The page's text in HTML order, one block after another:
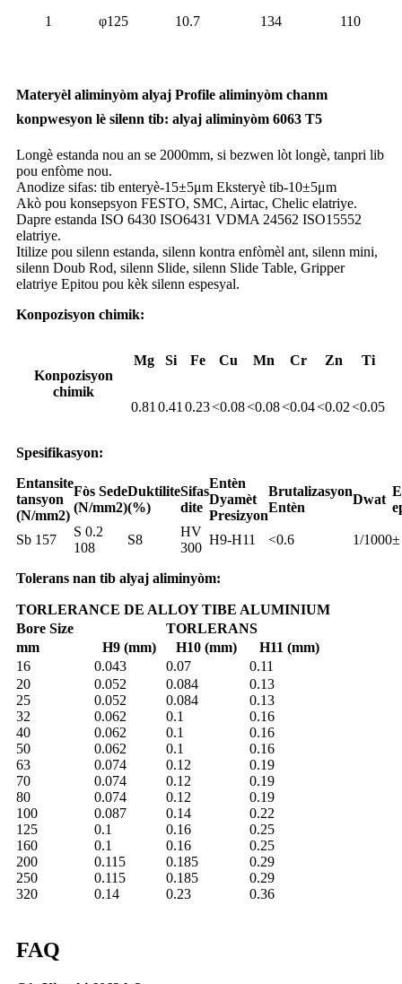
1 φ125 10.7 134 110
Materyèl aliminyòm alyaj Profile aliminyòm chanm
konpwesyon lè silenn tib: alyaj aliminyòm 6063 T5
Longè estanda nou an se 2000mm, si bezwen lòt longè, tanpri lib
pou enfòme nou.
Anodize sifas: tib enteryè-15±5μm Eksteryè tib-10±5μm
Akò pou konsepsyon FESTO, SMC, Airtac, Chelic elatriye.
Dapre estanda ISO 6430 ISO6431 VDMA 24562 ISO15552
elatriye.
Itilize pou silenn estanda, silenn kontra enfòmèl ant, silenn mini,
silenn Doub Rod, silenn Slide, silenn Slide Table, Gripper
elatriye Epitou pou kèk silenn espesyal.
Konpozisyon chimik:
Konpozisyon
chimik
Mg Si Fe Cu Mn Cr Zn Ti
0.81 0.41 0.23<0.08<0.08<0.04<0.02<0.05
Spesifikasyon:
Entansite
tansyon
(N/mm2)
Fòs Sede
(N/mm2)
Duktilite
(%)
Sifas
dite
Entèn
Dyamèt
Presizyon
Brutalizasyon
Entèn
Dwat
Sb 157
S 0.2
108
S8
HV
300
H9-H11 <0.6 1/1000±
Tolerans nan tib alyaj aliminyòm:
TORLERANCE DE ALLOY TIBE ALUMINIUM
Bore Size
TORLERANS
mm
H9 (mm) H10 (mm)
H11 (mm)
16
0.043 0.07
0.11
20
0.052 0.084
0.13
25
0.052 0.084
0.13
32
0.062 0.1
0.16
40
0.062 0.1
0.16
50
0.062 0.1
0.16
63
0.074 0.12
0.19
70
0.074 0.12
0.19
80
0.074 0.12
0.19
100
0.087 0.14
0.22
125
0.1 0.16
0.25
160
0.1 0.16
0.25
200
0.115 0.185
0.29
250
0.115 0.185
0.29
320
0.14 0.23 0.36
FAQ